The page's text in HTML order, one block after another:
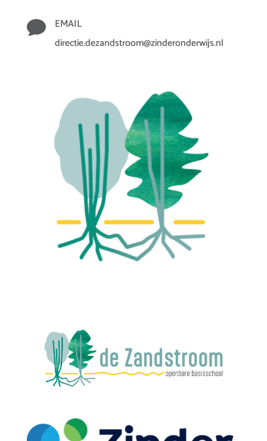
 EMAIL
directie.dezandstroom@zinderonderwijs.nl